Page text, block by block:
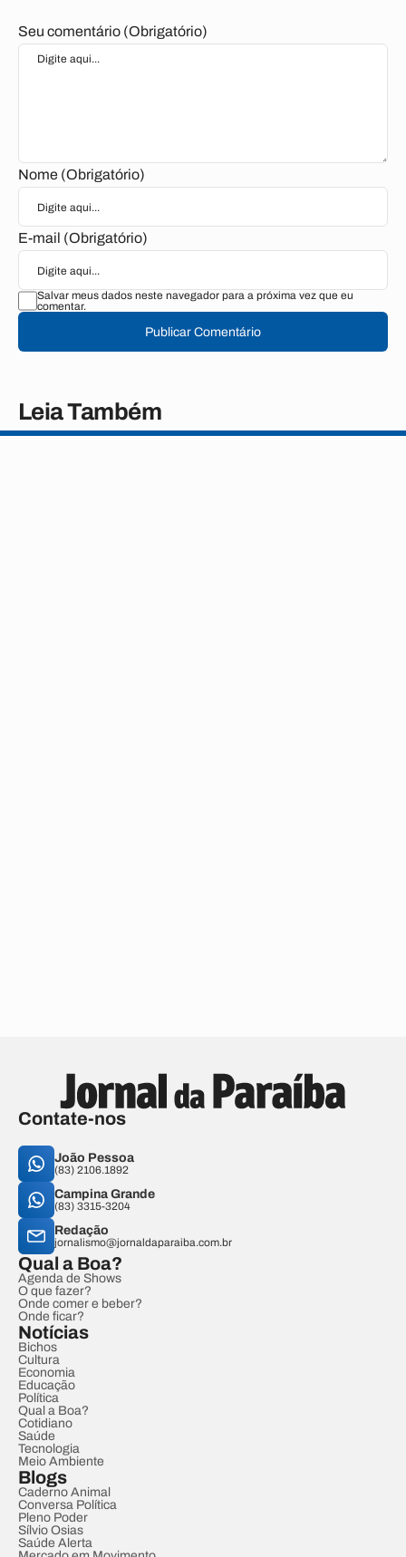
Seu comentário (Obrigatório)
Nome (Obrigatório)
E-mail (Obrigatório)
Salvar meus dados neste navegador para a próxima vez que eu
comentar.
Publicar Comentário
Leia Também
Contate-nos
João Pessoa
(83) 2106.1892
Campina Grande
(83) 3315-3204
Redação
jornalismo@jornaldaparaiba.com.br
Qual a Boa?
Agenda de Shows
O que fazer?
Onde comer e beber?
Onde ficar?
Notícias
Bichos
Cultura
Economia
Educação
Política
Qual a Boa?
Cotidiano
Saúde
Tecnologia
Meio Ambiente
Blogs
Caderno Animal
Conversa Política
Pleno Poder
Sílvio Osias
Saúde Alerta